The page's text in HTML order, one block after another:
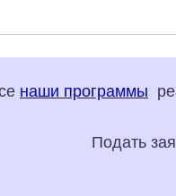
наши программы
Подать